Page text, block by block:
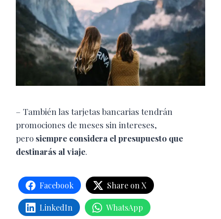
– También las tarjetas bancarias tendrán
promociones de meses sin intereses,
pero siempre considera el presupuesto que
destinarás al viaje.
Facebook Share on X
LinkedIn WhatsApp